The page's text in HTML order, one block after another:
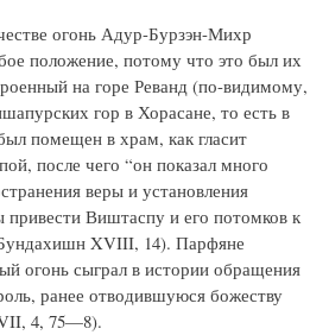
огонь Адур-Бурзэн-Михр
положение, потому что это был их
на горе Реванд (по-видимому,
гор в Хорасане, то есть в
помещен в храм, как гласит
после чего “он показал много
веры и установления
привести Виштаспу и его потомков к
XVIII, 14). Парфяне
огонь сыграл в истории обращения
ранее отводившуюся божеству
4, 75—8).